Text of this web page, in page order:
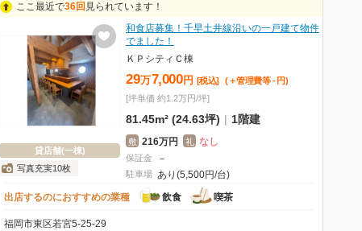
ここ最近で36回 見られています！
貸店舗(一棟)
写真充実10枚
和食店募集！千早土井線沿いの一戸建て物件
でました！
ＫＰシティＣ棟
29万7,000 円 [税込] (＋管理費等 - 円)
[坪単価 約1.2万円/坪]
81.45m² (24.63坪) | 1階建
敷 216万円 礼 なし
保証金 －
駐車場 あり(5,500円/台)
出店するのにおすすめの業種
飲食 喫茶
福岡市東区若宮5-25-29